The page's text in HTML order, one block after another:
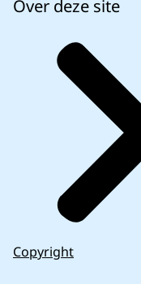
Over deze site
Copyright